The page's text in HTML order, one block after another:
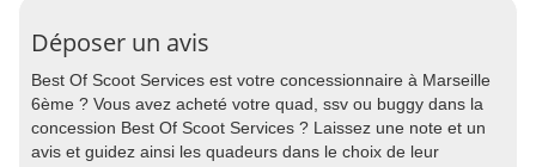
Déposer un avis
Best Of Scoot Services est votre concessionnaire à Marseille
6ème ? Vous avez acheté votre quad, ssv ou buggy dans la
concession Best Of Scoot Services ? Laissez une note et un
avis et guidez ainsi les quadeurs dans le choix de leur